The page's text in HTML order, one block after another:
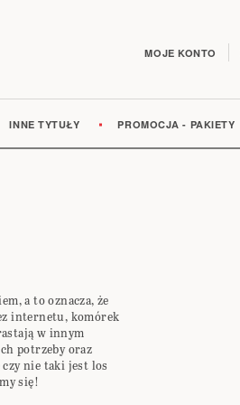
MOJE KONTO
INNE TYTUŁY PROMOCJA - PAKIETY
a to oznacza, że
internetu, komórek
w innym
potrzeby oraz
nie taki jest los
się!